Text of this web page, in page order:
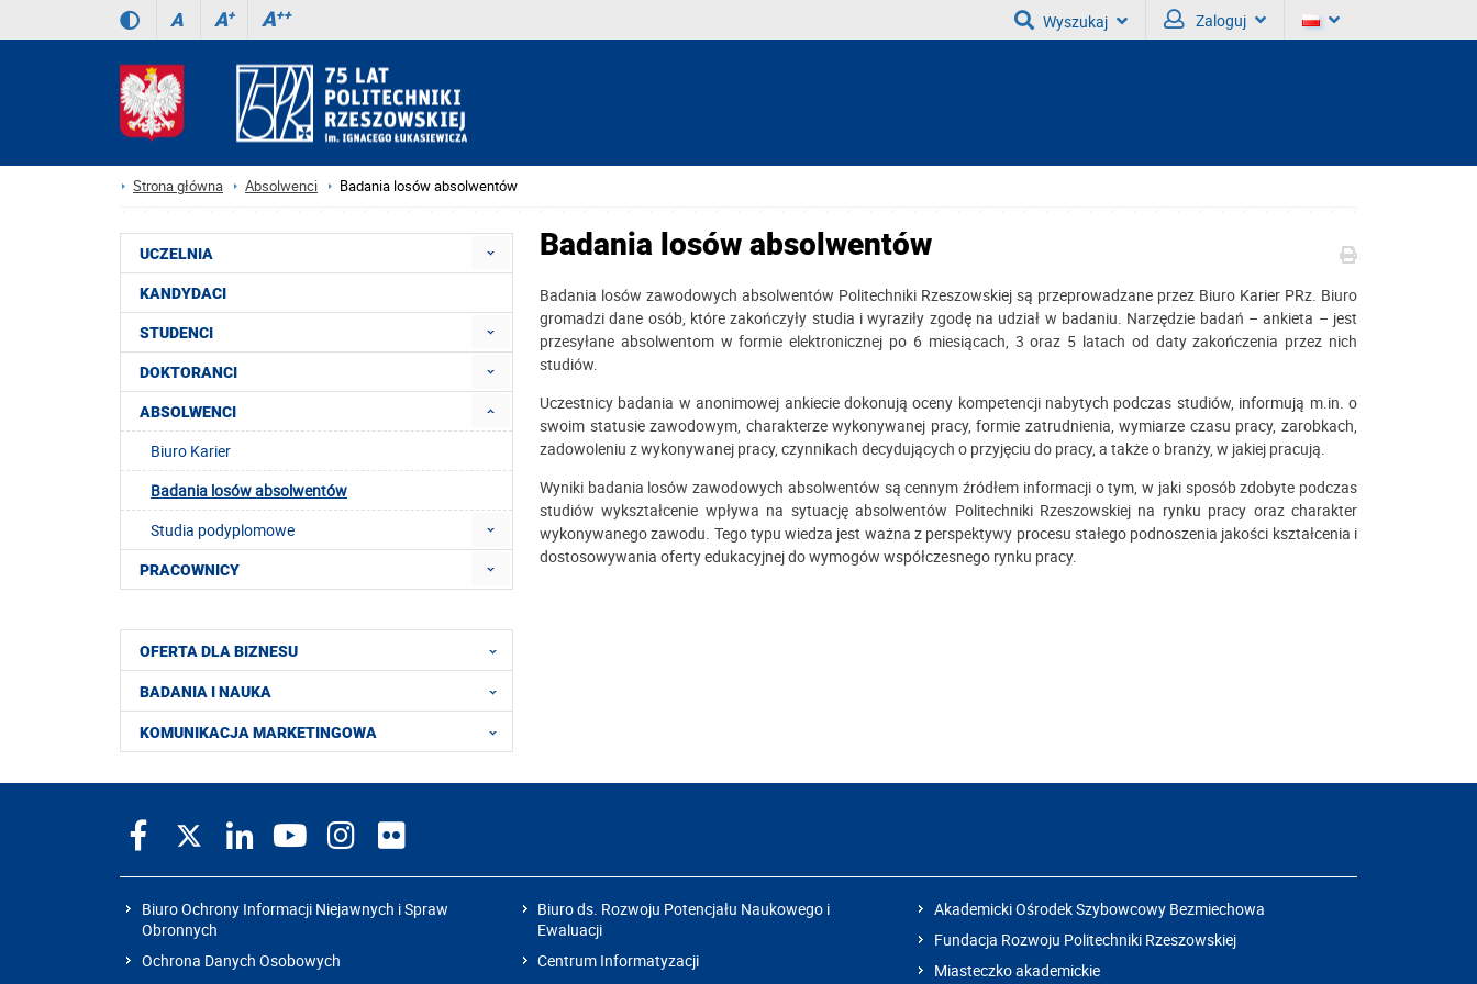
A A+ A++ Wyszukaj Zaloguj
Strona główna Absolwenci Badania losów absolwentów
Badania losów absolwentów
Badania losów zawodowych absolwentów Politechniki Rzeszowskiej są przeprowadzane przez Biuro Karier PRz. Biuro
gromadzi dane osób, które zakończyły studia i wyraziły zgodę na udział w badaniu. Narzędzie badań – ankieta – jest
przesyłane absolwentom w formie elektronicznej po 6 miesiącach, 3 oraz 5 latach od daty zakończenia przez nich
studiów.
Uczestnicy badania w anonimowej ankiecie dokonują oceny kompetencji nabytych podczas studiów, informują m.in. o
swoim statusie zawodowym, charakterze wykonywanej pracy, formie zatrudnienia, wymiarze czasu pracy, zarobkach,
zadowoleniu z wykonywanej pracy, czynnikach decydujących o przyjęciu do pracy, a także o branży, w jakiej pracują.
Wyniki badania losów zawodowych absolwentów są cennym źródłem informacji o tym, w jaki sposób zdobyte podczas
studiów wykształcenie wpływa na sytuację absolwentów Politechniki Rzeszowskiej na rynku pracy oraz charakter
wykonywanego zawodu. Tego typu wiedza jest ważna z perspektywy procesu stałego podnoszenia jakości kształcenia i
dostosowywania oferty edukacyjnej do wymogów współczesnego rynku pracy.
UCZELNIA
KANDYDACI
STUDENCI
DOKTORANCI
ABSOLWENCI
Biuro Karier
Badania losów absolwentów
Studia podyplomowe
PRACOWNICY
OFERTA DLA BIZNESU
BADANIA I NAUKA
KOMUNIKACJA MARKETINGOWA
Biuro Ochrony Informacji Niejawnych i Spraw
Obronnych
Ochrona Danych Osobowych
Biuro ds. Rozwoju Potencjału Naukowego i
Ewaluacji
Centrum Informatyzacji
Akademicki Ośrodek Szybowcowy Bezmiechowa
Fundacja Rozwoju Politechniki Rzeszowskiej
Miasteczko akademickie